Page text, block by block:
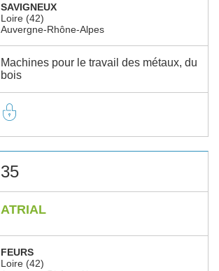
SAVIGNEUX
Loire (42)
Auvergne-Rhône-Alpes
Machines pour le travail des métaux, du
bois
35
ATRIAL
FEURS
Loire (42)